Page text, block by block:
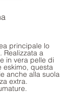
principale lo
Realizzata a
in vera pelle di
eskimo, questa
anche alla suola
extra.